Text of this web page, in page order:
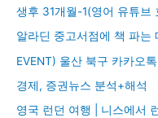
생후 31개월-1(영어 유튜브
알라딘 중고서점에 책 파는
EVENT) 울산 북구 카카오
경제, 증권뉴스 분석+해석
영국 런던 여행 | 니스에서